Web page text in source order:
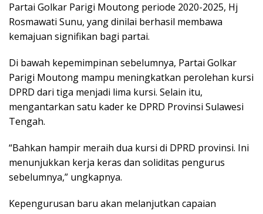
Partai Golkar Parigi Moutong periode 2020-2025, Hj
Rosmawati Sunu, yang dinilai berhasil membawa
kemajuan signifikan bagi partai.
Di bawah kepemimpinan sebelumnya, Partai Golkar
Parigi Moutong mampu meningkatkan perolehan kursi
DPRD dari tiga menjadi lima kursi. Selain itu,
mengantarkan satu kader ke DPRD Provinsi Sulawesi
Tengah.
“Bahkan hampir meraih dua kursi di DPRD provinsi. Ini
menunjukkan kerja keras dan soliditas pengurus
sebelumnya,” ungkapnya.
Kepengurusan baru akan melanjutkan capaian